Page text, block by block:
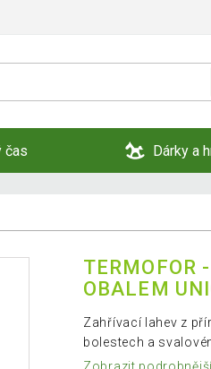
čas Dárky a
TERMOFOR
OBALEM
Zahřívací lahev z
bolestech a